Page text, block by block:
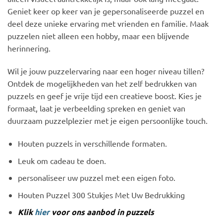
Geniet keer op keer van je gepersonaliseerde puzzel en
deel deze unieke ervaring met vrienden en familie. Maak
puzzelen niet alleen een hobby, maar een blijvende
herinnering.
Wil je jouw puzzelervaring naar een hoger niveau tillen?
Ontdek de mogelijkheden van het zelf bedrukken van
puzzels en geef je vrije tijd een creatieve boost. Kies je
formaat, laat je verbeelding spreken en geniet van
duurzaam puzzelplezier met je eigen persoonlijke touch.
Houten puzzels in verschillende formaten.
Leuk om cadeau te doen.
personaliseer uw puzzel met een eigen foto.
Houten Puzzel 300 Stukjes Met Uw Bedrukking
Klikhiervoor ons aanbod in puzzels